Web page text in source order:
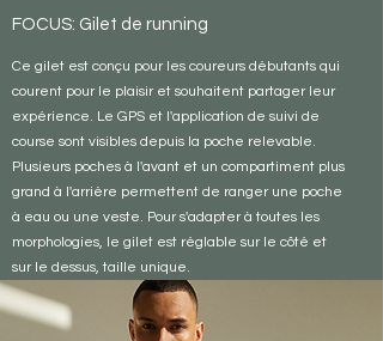
FOCUS: Gilet de running
Ce gilet est conçu pour les coureurs débutants qui
courent pour le plaisir et souhaitent partager leur
expérience. Le GPS et l'application de suivi de
course sont visibles depuis la poche relevable.
Plusieurs poches à l'avant et un compartiment plus
grand à l'arrière permettent de ranger une poche
à eau ou une veste. Pour s'adapter à toutes les
morphologies, le gilet est réglable sur le côté et
sur le dessus, taille unique.